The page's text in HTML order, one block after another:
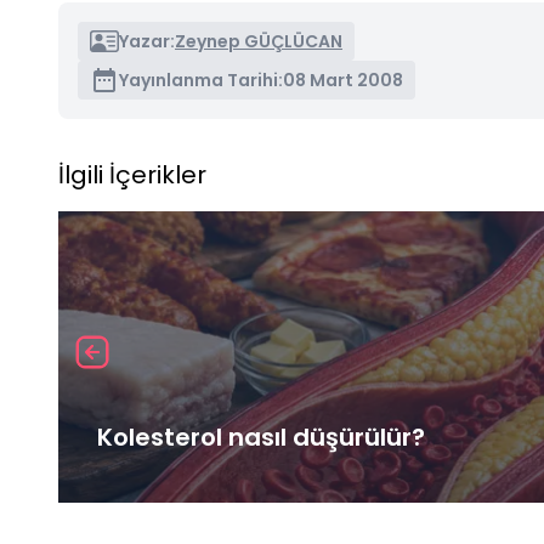
Yazar:Zeynep GÜÇLÜCAN
Yayınlanma Tarihi:08 Mart 2008
İlgili İçerikler
Kolesterol nasıl düşürülür?